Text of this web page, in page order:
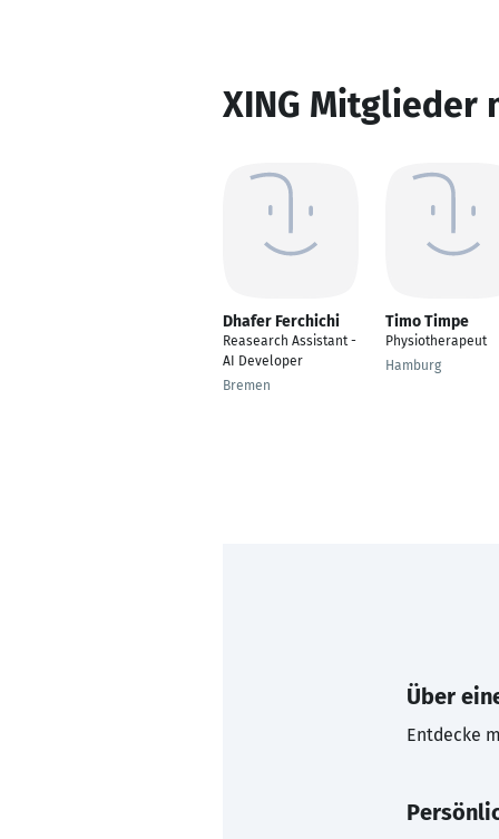
XING Mitglieder
Dhafer Ferchichi
Reasearch Assistant -
AI Developer
Bremen
Timo Timpe
Physiotherapeut
Hamburg
Über
Entdecke